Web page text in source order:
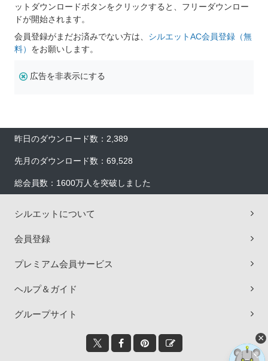
ットダウンロードボタンをクリックすると、フリーダウンロー
ドが開始されます。
会員登録がまだお済みでない方は、 シルエットAC会員登録（無
料） をお願いします。
広告を非表示にする
昨日のダウンロード数：2,389
先月のダウンロード数：69,528
総会員数：1600万人を突破しました
シルエットについて
会員登録
プレミアム会員サービス
ヘルプ＆ガイド
グループサイト
×